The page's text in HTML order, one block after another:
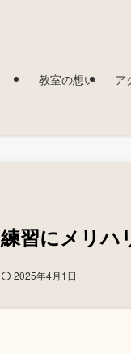
教室の想い ア
練習にメリハ
2025年4月1日